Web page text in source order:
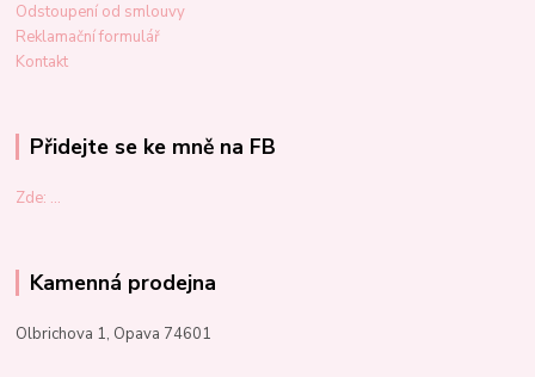
Odstoupení od smlouvy
Reklamační formulář
Kontakt
Přidejte se ke mně na FB
Zde: ...
Kamenná prodejna
Olbrichova 1, Opava 74601